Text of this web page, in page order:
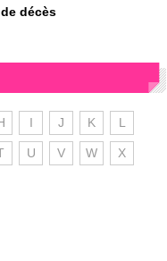
décès
I J K L
U V W X